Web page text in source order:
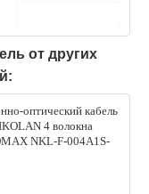
от других
оптический кабель
4 волокна
NKL-F-004A1S-